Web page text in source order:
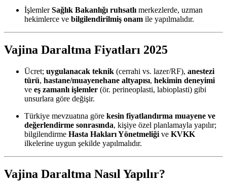
İşlemlerSağlık Bakanlığı ruhsatlı merkezlerde, uzman
hekimlerce ve bilgilendirilmiş onam ile yapılmalıdır.
Vajina Daraltma Fiyatları 2025
Ücret; uygulanacak teknik (cerrahi vs. lazer/RF), anestezi
türü, hastane/muayenehane altyapısı, hekimin deneyimi
ve eş zamanlı işlemler (ör. perineoplasti, labioplasti) gibi
unsurlara göre değişir.
Türkiye mevzuatına göre kesin fiyatlandırma muayene ve
değerlendirme sonrasında, kişiye özel planlamayla yapılır;
bilgilendirme Hasta Hakları Yönetmeliği ve KVKK
ilkelerine uygun şekilde yapılmalıdır.
Vajina Daraltma Nasıl Yapılır?